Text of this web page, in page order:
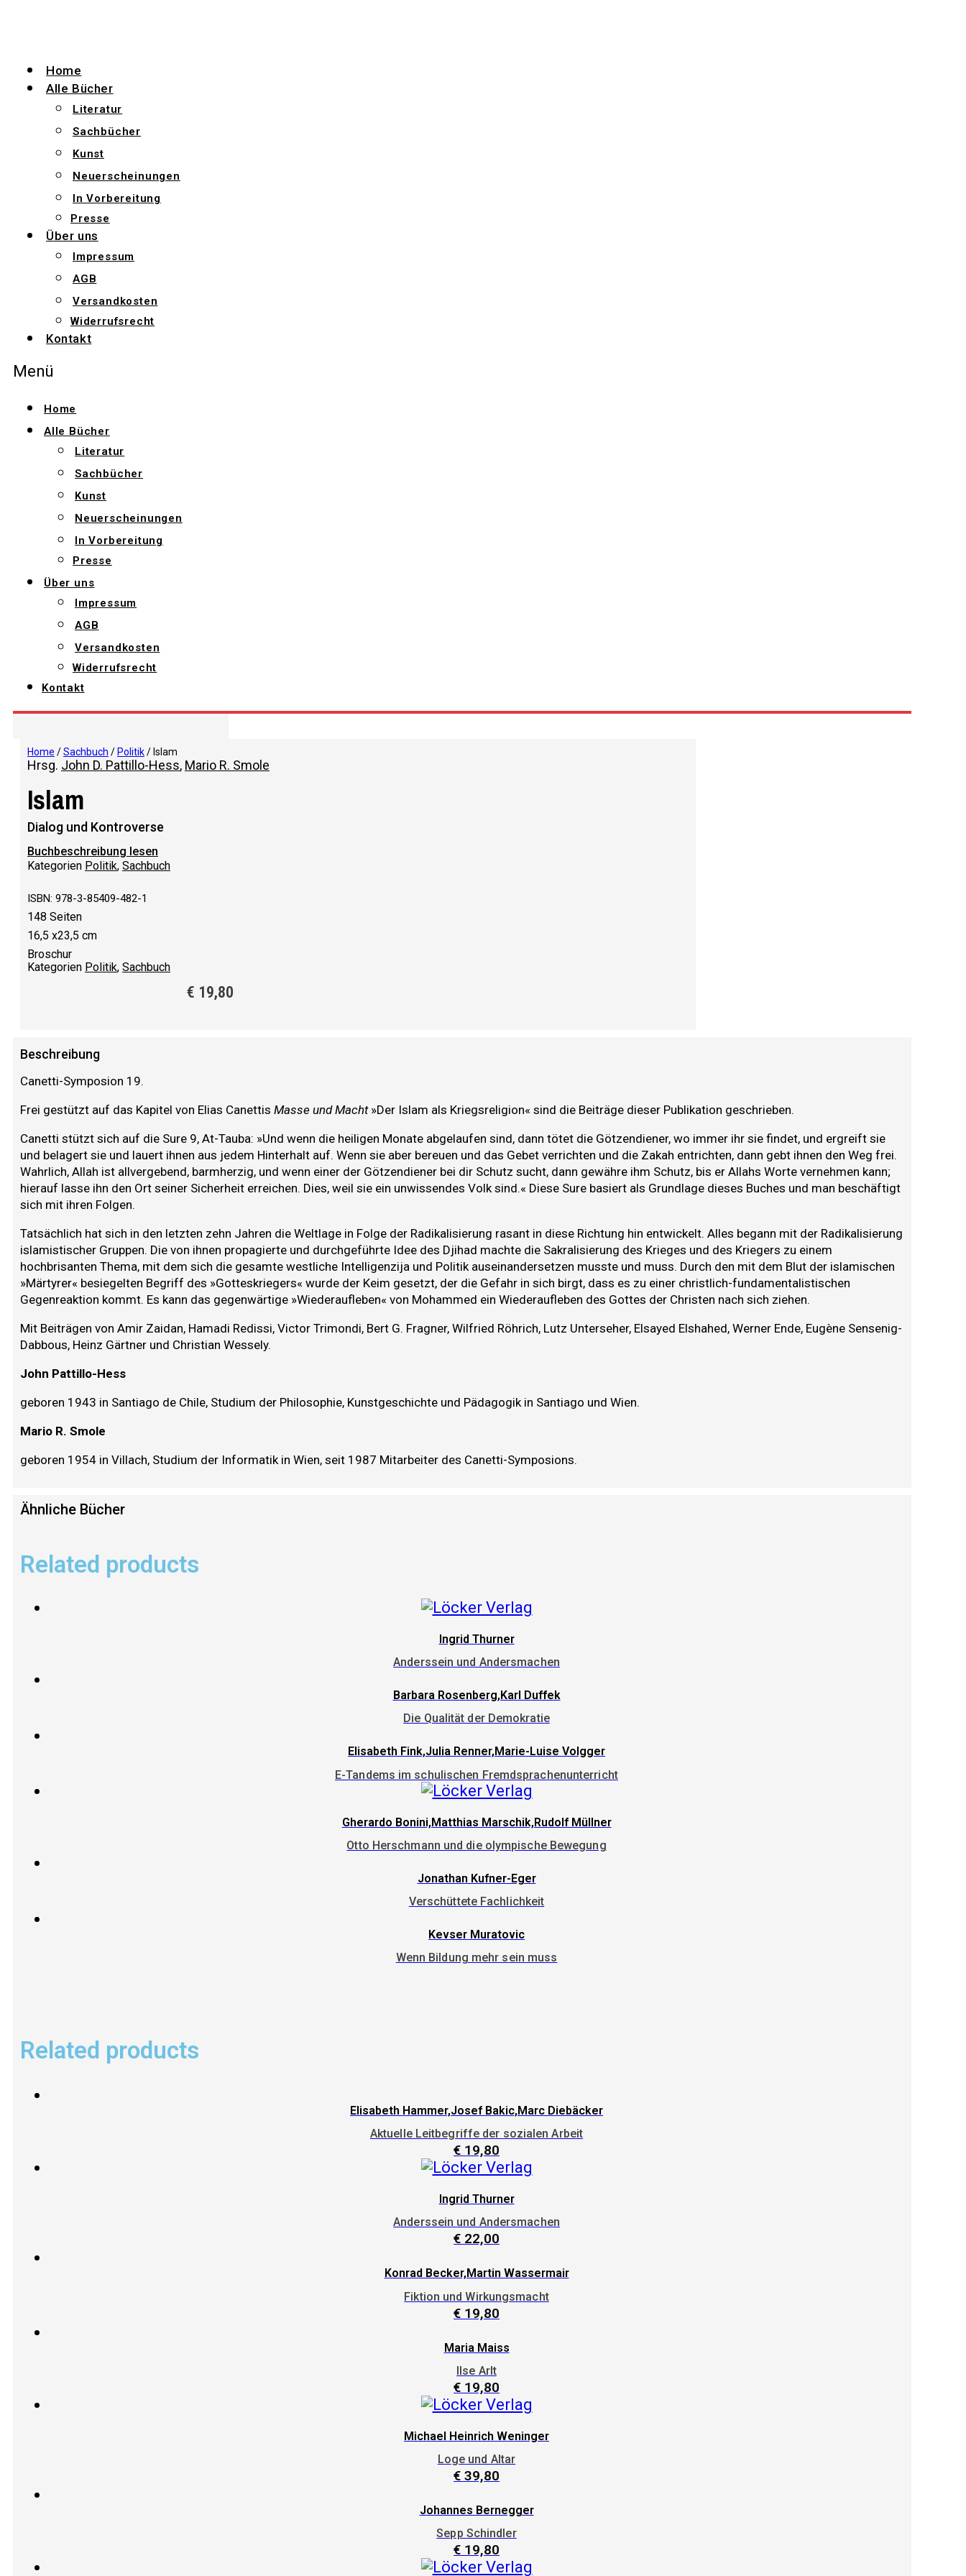
Home
Alle Bücher
Literatur
Sachbücher
Kunst
Neuerscheinungen
In Vorbereitung
Presse
Über uns
Impressum
AGB
Versandkosten
Widerrufsrecht
Kontakt
Menü
Home
Alle Bücher
Literatur
Sachbücher
Kunst
Neuerscheinungen
In Vorbereitung
Presse
Über uns
Impressum
AGB
Versandkosten
Widerrufsrecht
Kontakt
Home /Sachbuch / Politik/ Islam
Hrsg. John D. Pattillo-Hess, Mario R. Smole
Islam
Dialog und Kontroverse
Buchbeschreibung lesen
Kategorien Politik, Sachbuch
ISBN: 978-3-85409-482-1
148 Seiten
16,5 x23,5 cm
Broschur
Kategorien Politik, Sachbuch
€ 19,80
Beschreibung
Canetti-Symposion 19.
Frei gestützt auf das Kapitel von Elias Canettis Masse und Macht»Der Islam als Kriegsreligion« sind die Beiträge dieser Publikation geschrieben.
Canetti stützt sich auf die Sure 9, At-Tauba: »Und wenn die heiligen Monate abgelaufen sind, dann tötet die Götzendiener, wo immer ihr sie findet, und ergreift sie
und belagert sie und lauert ihnen aus jedem Hinterhalt auf. Wenn sie aber bereuen und das Gebet verrichten und die Zakah entrichten, dann gebt ihnen den Weg frei.
Wahrlich, Allah ist allvergebend, barmherzig, und wenn einer der Götzendiener bei dir Schutz sucht, dann gewähre ihm Schutz, bis er Allahs Worte vernehmen kann;
hierauf lasse ihn den Ort seiner Sicherheit erreichen. Dies, weil sie ein unwissendes Volk sind.« Diese Sure basiert als Grundlage dieses Buches und man beschäftigt
sich mit ihren Folgen.
Tatsächlich hat sich in den letzten zehn Jahren die Weltlage in Folge der Radikalisierung rasant in diese Richtung hin entwickelt. Alles begann mit der Radikalisierung
islamistischer Gruppen. Die von ihnen propagierte und durchgeführte Idee des Djihad machte die Sakralisierung des Krieges und des Kriegers zu einem
hochbrisanten Thema, mit dem sich die gesamte westliche Intelligenzija und Politik auseinandersetzen musste und muss. Durch den mit dem Blut der islamischen
»Märtyrer« besiegelten Begriff des »Gotteskriegers« wurde der Keim gesetzt, der die Gefahr in sich birgt, dass es zu einer christlich-fundamentalistischen
Gegenreaktion kommt. Es kann das gegenwärtige »Wiederaufleben« von Mohammed ein Wiederaufleben des Gottes der Christen nach sich ziehen.
Mit Beiträgen von Amir Zaidan, Hamadi Redissi, Victor Trimondi, Bert G. Fragner, Wilfried Röhrich, Lutz Unterseher, Elsayed Elshahed, Werner Ende, Eugène Sensenig-
Dabbous, Heinz Gärtner und Christian Wessely.
John Pattillo-Hess
geboren 1943 in Santiago de Chile, Studium der Philosophie, Kunstgeschichte und Pädagogik in Santiago und Wien.
Mario R. Smole
geboren 1954 in Villach, Studium der Informatik in Wien, seit 1987 Mitarbeiter des Canetti-Symposions.
Ähnliche Bücher
Related products
Ingrid Thurner
Anderssein und Andersmachen
Barbara Rosenberg,Karl Duffek
Die Qualität der Demokratie
Elisabeth Fink,Julia Renner,Marie-Luise Volgger
E-Tandems im schulischen Fremdsprachenunterricht
Gherardo Bonini,Matthias Marschik,Rudolf Müllner
Otto Herschmann und die olympische Bewegung
Jonathan Kufner-Eger
Verschüttete Fachlichkeit
Kevser Muratovic
Wenn Bildung mehr sein muss
Related products
Elisabeth Hammer,Josef Bakic,Marc Diebäcker
Aktuelle Leitbegriffe der sozialen Arbeit
€ 19,80
Ingrid Thurner
Anderssein und Andersmachen
€ 22,00
Konrad Becker,Martin Wassermair
Fiktion und Wirkungsmacht
€ 19,80
Maria Maiss
Ilse Arlt
€ 19,80
Michael Heinrich Weninger
Loge und Altar
€ 39,80
Johannes Bernegger
Sepp Schindler
€ 19,80